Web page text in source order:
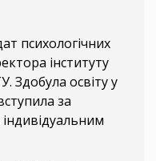
психологічних
інституту
Здобула освіту у
за